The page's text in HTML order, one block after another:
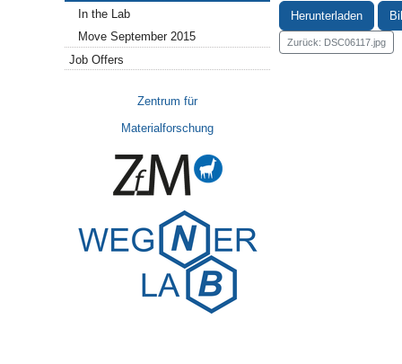
Herunterladen
Zurück: DSC06117.jpg
In the Lab
Move September 2015
Job Offers
Zentrum für
Materialforschung